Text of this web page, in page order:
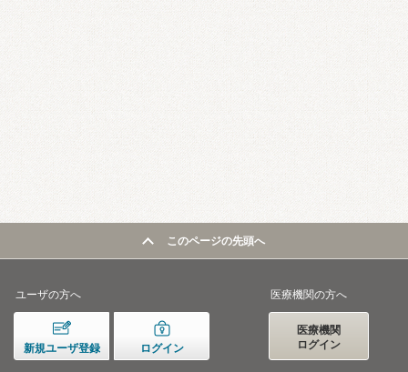
このページの先頭へ
ユーザの方へ
新規ユーザ登録 ログイン
医療機関の方へ
医療機関
ログイン